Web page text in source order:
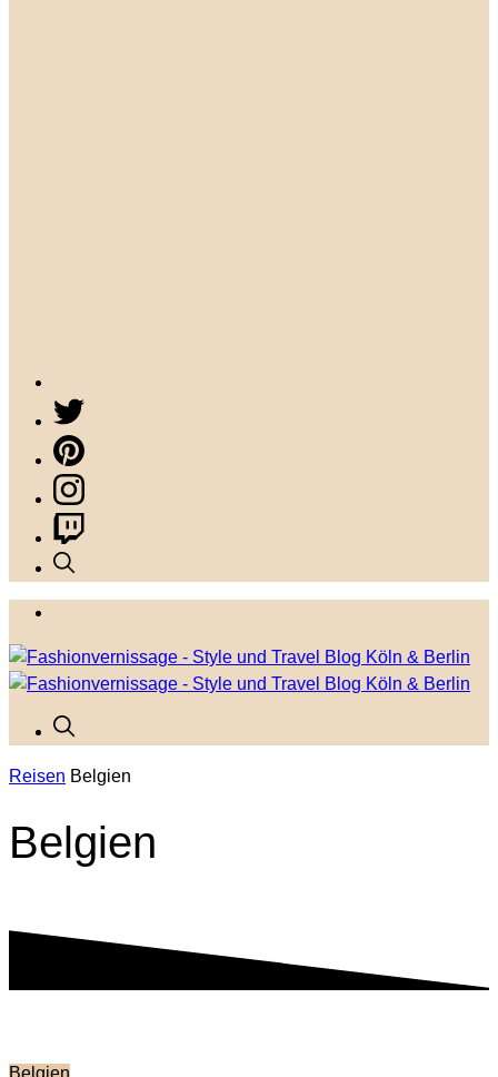
Reisen Belgien
Belgien
Belgien